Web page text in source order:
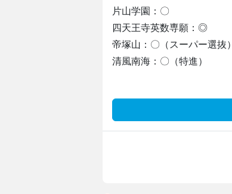
片山学園：〇
四天王寺英数専願：◎
帝塚山：〇（スーパー選抜）
清風南海：〇（特進）